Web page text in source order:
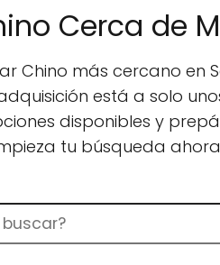
Cerca de
Chino más cercano en
está a solo
disponibles y
tu búsqueda